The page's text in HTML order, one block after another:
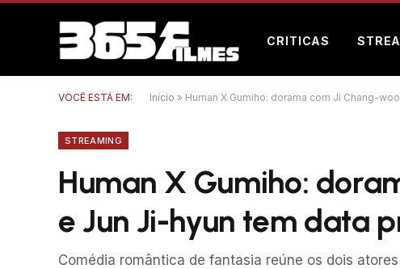
CRITICAS
VOCÊ ESTÁ EM: Início » Human X Gumiho: dorama com Ji Chang-
STREAMING
Human X Gumiho:
e Jun Ji-hyun tem data
Comédia romântica de fantasia reúne os dois